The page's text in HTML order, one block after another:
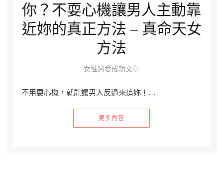
你？不耍心機讓男人主動靠
近妳的真正方法 – 真命天女
方法
女性戀愛成功文章
不用耍心機，就能讓男人反過來追妳！…
更多內容